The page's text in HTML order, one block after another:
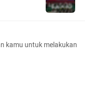
kamu untuk melakukan